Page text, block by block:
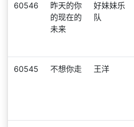
60546
昨天的你
的现在的
未来
好妹妹乐
队
60545 不想你走 王洋